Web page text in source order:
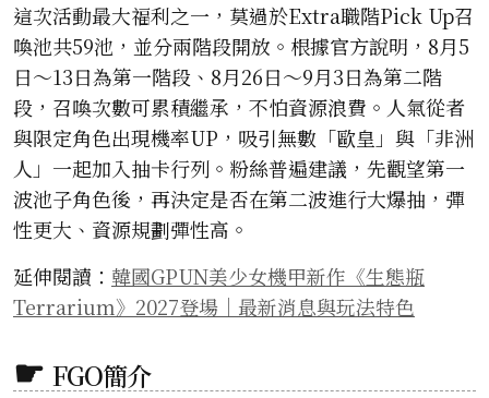
這次活動最大福利之一，莫過於Extra職階Pick Up召
喚池共59池，並分兩階段開放。根據官方說明，8月5
日～13日為第一階段、8月26日～9月3日為第二階
段，召喚次數可累積繼承，不怕資源浪費。人氣從者
與限定角色出現機率UP，吸引無數「歐皇」與「非洲
人」一起加入抽卡行列。粉絲普遍建議，先觀望第一
波池子角色後，再決定是否在第二波進行大爆抽，彈
性更大、資源規劃彈性高。
延伸閱讀： 韓國GPUN美少女機甲新作《生態瓶
Terrarium》2027登場｜最新消息與玩法特色
FGO簡介